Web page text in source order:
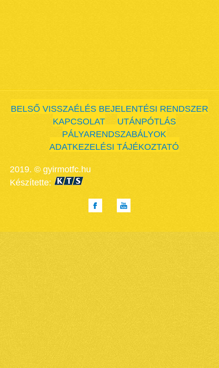
BELSŐ VISSZAÉLÉS BEJELENTÉSI RENDSZER
KAPCSOLAT
UTÁNPÓTLÁS
PÁLYARENDSZABÁLYOK
ADATKEZELÉSI TÁJÉKOZTATÓ
2019. © gyirmotfc.hu
Készítette: